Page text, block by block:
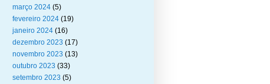
março 2024 (5)
fevereiro 2024 (19)
janeiro 2024 (16)
dezembro 2023 (17)
novembro 2023 (13)
outubro 2023 (33)
setembro 2023 (5)